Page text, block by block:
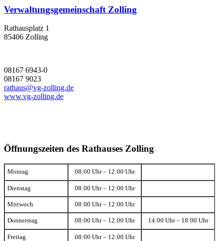
Verwaltungsgemeinschaft Zolling
Rathausplatz 1
85406 Zolling
08167 6943-0
08167 9023
rathaus@vg-zolling.de
www.vg-zolling.de
Öffnungszeiten des Rathauses Zolling
Montag 08:00 Uhr – 12:00 Uhr
Dienstag 08:00 Uhr – 12:00 Uhr
Mittwoch 08:00 Uhr – 12:00 Uhr
Donnerstag 08:00 Uhr – 12:00 Uhr 14:00 Uhr – 18:00 Uhr
Freitag 08:00 Uhr – 12:00 Uhr